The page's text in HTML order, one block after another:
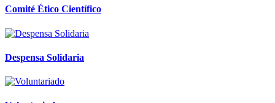
Comité Ético Científico
Despensa Solidaria